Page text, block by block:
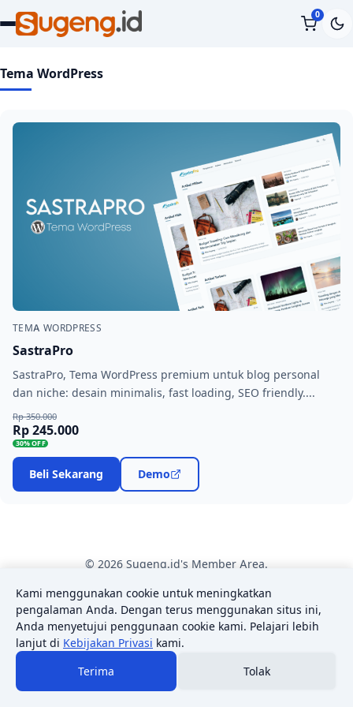
0
Tema WordPress
TEMA WORDPRESS
SastraPro
SastraPro, Tema WordPress premium untuk blog personal
dan niche: desain minimalis, fast loading, SEO friendly....
Rp 350.000
Rp 245.000
30% OFF
Beli Sekarang Demo
© 2026 Sugeng.id's Member Area.
Kami menggunakan cookie untuk meningkatkan
pengalaman Anda. Dengan terus menggunakan situs ini,
Anda menyetujui penggunaan cookie kami. Pelajari lebih
lanjut di Kebijakan Privasi kami.
Terima Tolak